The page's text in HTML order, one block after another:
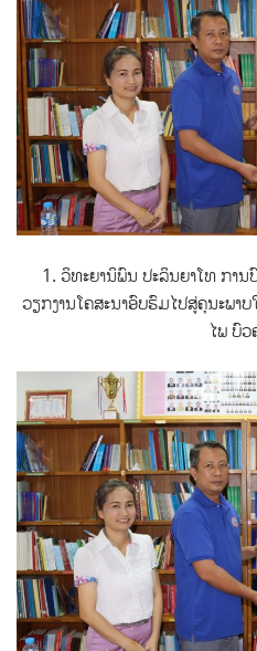
1. ວິທະຍານິພົນ ປະລິນຍາໂທ ກາ
ວຽກງານໂຄສະນາອົບຮົມໄປສູ່ຄຸນະ
ໄພ ບົວ